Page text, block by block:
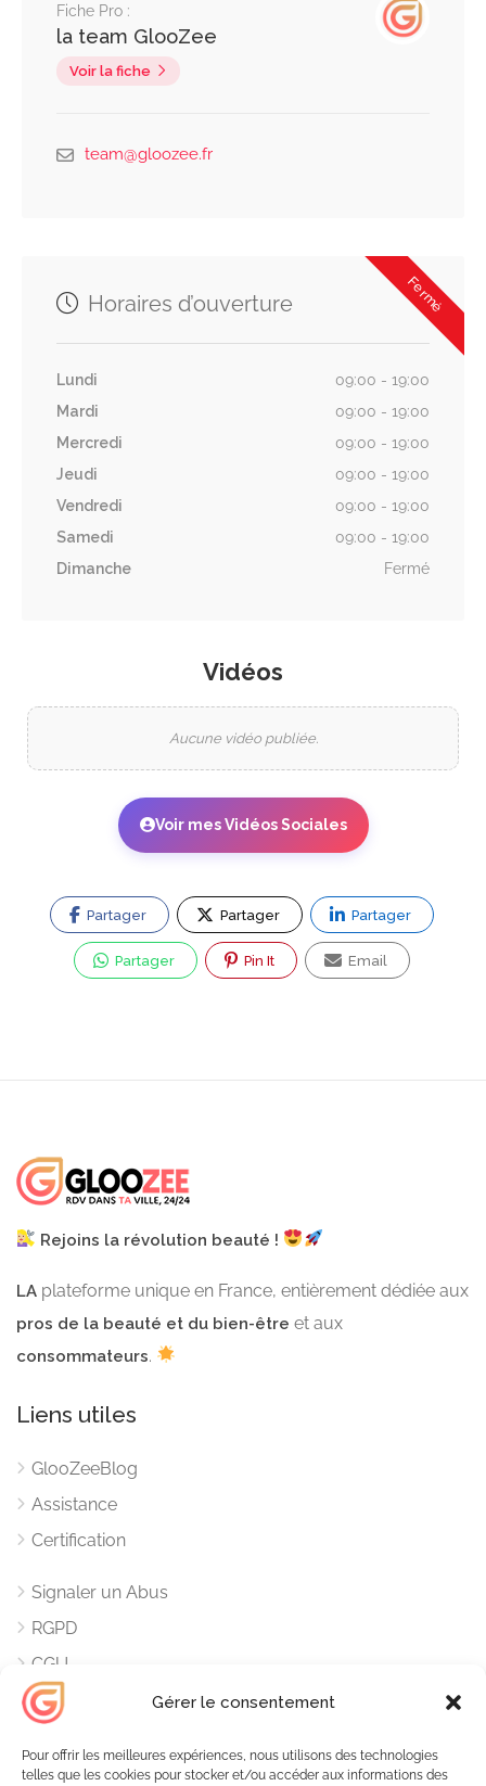
Gérer le consentement
Pour offrir les meilleures expériences, nous utilisons des technologies
telles que les cookies pour stocker et/ou accéder aux informations des
Fiche Pro :
la team GlooZee
Voir la fiche
team@gloozee.fr
Fermé
Horaires d’ouverture
Lundi
09:00 - 19:00
Mardi
09:00 - 19:00
Mercredi
09:00 - 19:00
Jeudi
09:00 - 19:00
Vendredi
09:00 - 19:00
Samedi
09:00 - 19:00
Dimanche
Fermé
Vidéos
Aucune vidéo publiée.
Voir mes Vidéos Sociales
Partager Partager Partager
Partager Pin It Email
Rejoins la révolution beauté !
LA plateforme unique en France, entièrement dédiée aux
pros de la beauté et du bien-être et aux
consommateurs.
Liens utiles
GlooZeeBlog
Assistance
Certification
Signaler un Abus
RGPD
CGU
Mentions Légales
Contacts